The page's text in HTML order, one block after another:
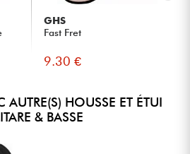
GHS
Fast Fret
9.30 €
AUTRE(S) HOUSSE ET ÉTUI
& BASSE